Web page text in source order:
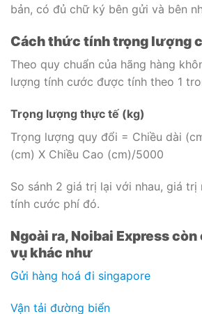
bản, có đủ chữ ký bên gửi và bên
Cách thức tính trọng lượng
Theo quy chuẩn của hãng hàng
lượng tính cước được tính theo 1
Trọng lượng thực tế (kg)
Trọng lượng quy đổi = Chiều dài
(cm) X Chiều Cao (cm)/5000
So sánh 2 giá trị lại với nhau, giá trị
tính cước phí đó.
Ngoài ra, Noibai Express
vụ khác như
Gửi hàng hoá đi singapore
Vận tải đường biển